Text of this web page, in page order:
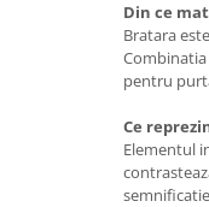
Din ce
Bratara
pentru
Ce
Elementul